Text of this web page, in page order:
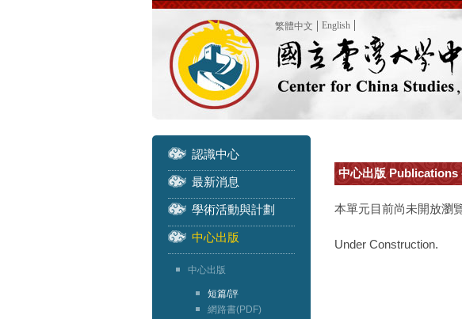
繁體中文 English
認識中心
最新消息
學術活動與計劃
中心出版
中心出版
短篇/評
網路書(PDF)
中心出版 Publications
本單元目前尚未開放瀏覽
Under Construction.